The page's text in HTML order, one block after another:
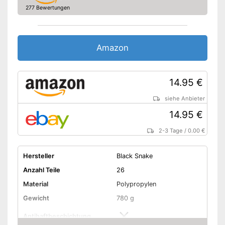
277 Bewertungen
Amazon
14.95 €
siehe Anbieter
14.95 €
2-3 Tage /0.00 €
Hersteller
Black Snake
Anzahl Teile
26
Material
Polypropylen
Gewicht
780 g
Antihaftbeschichtung